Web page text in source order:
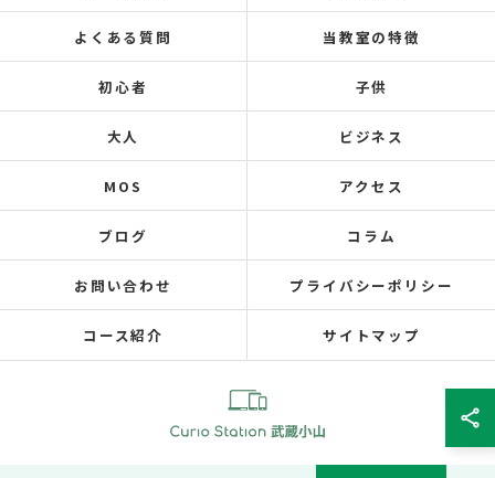
よくある質問 当教室の特徴
初心者 子供
大人 ビジネス
MOS アクセス
ブログ コラム
お問い合わせ プライバシーポリシー
コース紹介 サイトマップ